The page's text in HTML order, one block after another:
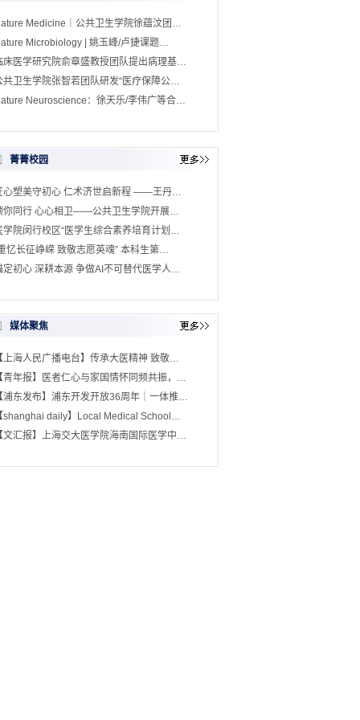
Medicine｜公共卫生学院徐蕴汶团…
Microbiology | 姚玉峰/卢捷课题…
床医学研究院俞章盛教授团队提出病理基…
共卫生学院张智若团队研发“医疗保障公…
Neuroscience：徐天乐/李伟广等合…
菁菁校园
心塑美守初心 仁术济世启新程 ——王丹…
你同行 心心相卫——公共卫生学院开展…
学院闵行校区“医学生综合素养培育计划…
忆长征峥嵘 致敬志愿英魂” 本科生第…
定初心 深耕本源 争做AI不可替代医学人…
媒体聚焦
上海人民广播电台】传承大医精神 致敬…
青年报】医者仁心与家国情怀同频共振，…
浦东发布】浦东开发开放36周年｜一体推…
shanghai daily】Local Medical School…
文汇报】上海交大医学院海南国际医学中…